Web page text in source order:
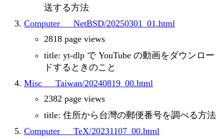
送する方法
Computer___NetBSD/20250301_01.html
2818 page views
title: yt-dlp で YouTube の動画をダウンロー
ドするときのこと
Misc___Taiwan/20240819_00.html
2382 page views
title: 住所から台灣の郵便番号を調べる方法
Computer___TeX/20231107_00.html